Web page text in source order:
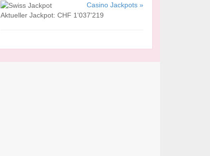
Casino Jackpots »
Aktueller Jackpot: CHF 1'037'219